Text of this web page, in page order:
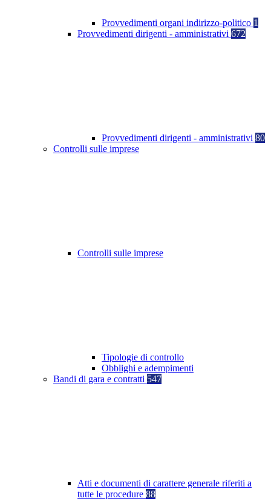
Provvedimenti organi indirizzo-politico 1
Provvedimenti dirigenti - amministrativi 672
Provvedimenti dirigenti - amministrativi 80
Controlli sulle imprese
Controlli sulle imprese
Tipologie di controllo
Obblighi e adempimenti
Bandi di gara e contratti 547
Atti e documenti di carattere generale riferiti a
tutte le procedure 88